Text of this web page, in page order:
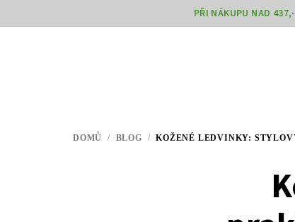
na
PŘI NÁKUPU NAD
DOMŮ / BLOG / KOŽENÉ LEDVINKY: